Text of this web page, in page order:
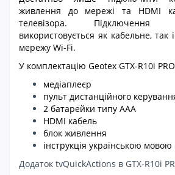
живлення до мережі та HDMI
телевізора. Підключення
використовується як кабельне, так
мережу Wi-Fi.
У комплектацію Geotex GTX-R10i
медіаплеєр
пульт дистанційного
2 батарейки типу ААА
HDMI кабель
блок живлення
інструкція українською мовою
Додаток tvQuickActions в GTX-R10i